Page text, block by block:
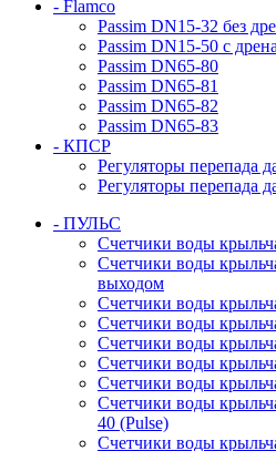
- Flamco
Passim DN15-32 без
Passim DN15-50 с
Passim DN65-80
Passim DN65-81
Passim DN65-82
Passim DN65-83
- КПСР
Регуляторы перепада
Регуляторы перепада
- ПУЛЬС
Счетчики воды
Счетчики воды
выходом
Счетчики воды
Счетчики воды
Счетчики воды
Счетчики воды
Счетчики воды
Счетчики воды
40 (Pulse)
Счетчики воды